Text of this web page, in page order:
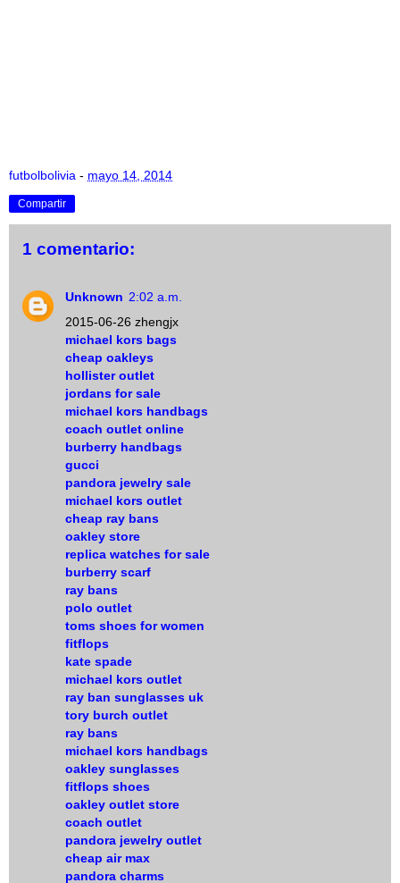
futbolbolivia - mayo 14, 2014
Compartir
1 comentario:
Unknown 2:02 a.m.
2015-06-26 zhengjx
michael kors bags
cheap oakleys
hollister outlet
jordans for sale
michael kors handbags
coach outlet online
burberry handbags
gucci
pandora jewelry sale
michael kors outlet
cheap ray bans
oakley store
replica watches for sale
burberry scarf
ray bans
polo outlet
toms shoes for women
fitflops
kate spade
michael kors outlet
ray ban sunglasses uk
tory burch outlet
ray bans
michael kors handbags
oakley sunglasses
fitflops shoes
oakley outlet store
coach outlet
pandora jewelry outlet
cheap air max
pandora charms